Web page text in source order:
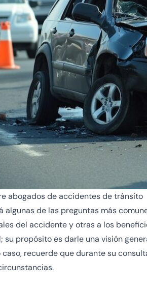
abogados de accidentes de tránsito
algunas de las preguntas más
del accidente y otras a los
su propósito es darle una visión
caso, recuerde que durante su